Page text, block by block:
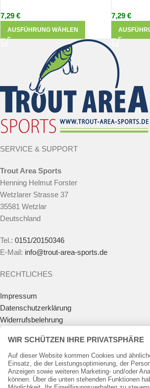
7,29 €
AUSFÜHRUNG WÄHLEN
7,29 €
SERVICE & SUPPORT
Trout Area Sports
Henning Helmut Forster
Wetzlarer Strasse 37
35581 Wetzlar
Deutschland
Tel.: 0151/20150346
E-Mail: info@trout-area-sports.de
RECHTLICHES
Impressum
Datenschutzerklärung
Widerrufsbelehrung
Allgemeine Geschäftsbedingungen
Zahlungsmöglichkeiten
Versandkosten
Batteriegesetz